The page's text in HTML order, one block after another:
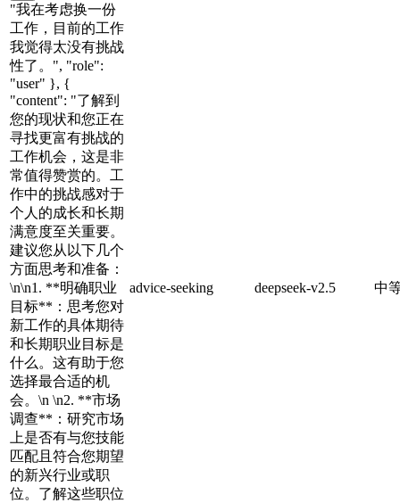
"我在考虑换一份
工作，目前的工作
我觉得太没有挑战
性了。", "role":
"user" }, {
"content": "了解到
您的现状和您正在
寻找更富有挑战的
工作机会，这是非
常值得赞赏的。工
作中的挑战感对于
个人的成长和长期
满意度至关重要。
建议您从以下几个
方面思考和准备：
\n\n1. **明确职业
目标**：思考您对
新工作的具体期待
和长期职业目标是
什么。这有助于您
选择最合适的机
会。\n \n2. **市场
调查**：研究市场
上是否有与您技能
匹配且符合您期望
的新兴行业或职
位。了解这些职位
advice-seeking deepseek-v2.5 中